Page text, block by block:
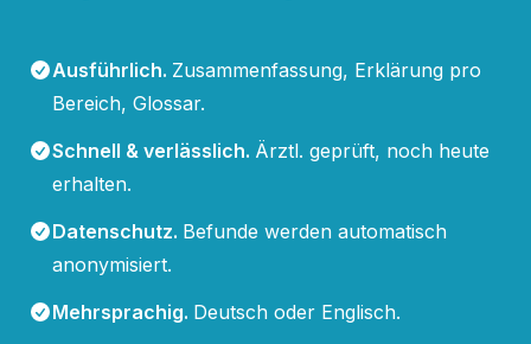
Ausführlich. Zusammenfassung, Erklärung pro
Bereich, Glossar.
Schnell & verlässlich. Ärztl. geprüft, noch heute
erhalten.
Datenschutz. Befunde werden automatisch
anonymisiert.
Mehrsprachig. Deutsch oder Englisch.